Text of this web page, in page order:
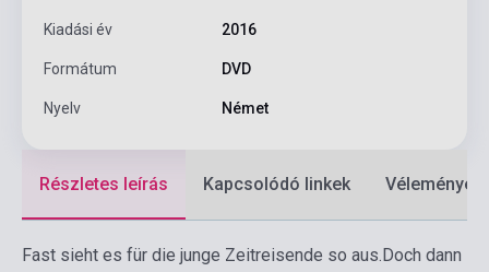
Kiadási év 2016
Formátum DVD
Nyelv Német
Részletes leírás Kapcsolódó linkek Vélemények
Fast sieht es für die junge Zeitreisende so aus. Doch dann